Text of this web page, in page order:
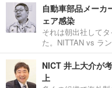
自動車部品メーカ
ェア感染
それは朝出社して
た。NITTAN vs ラ
NICT 井上大介が
上